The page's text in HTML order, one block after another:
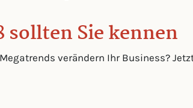
sollten Sie kennen
Megatrends verändern Ihr Business?